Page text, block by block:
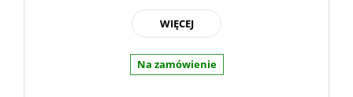
WIĘCEJ
Na zamówienie